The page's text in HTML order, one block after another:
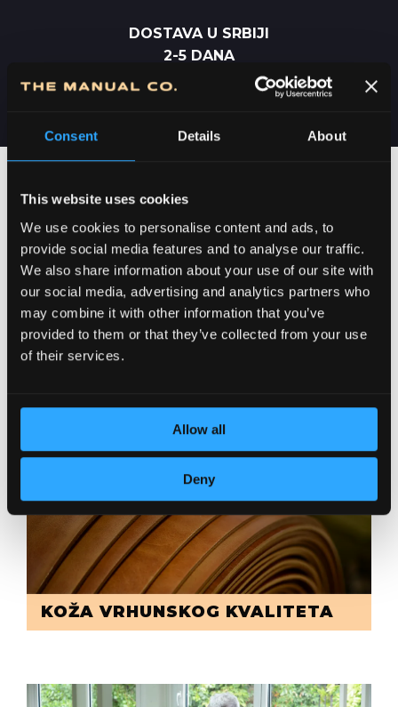
Consent Details About
This website uses cookies
We use cookies to personalise content and ads, to
provide social media features and to analyse our traffic.
We also share information about your use of our site with
our social media, advertising and analytics partners who
may combine it with other information that you’ve
provided to them or that they’ve collected from your use
of their services.
Allow all
Deny
DOSTAVA U SRBIJI
2-5 DANA
POSVEĆENOST DETALJIMA
KOŽA VRHUNSKOG KVALITETA